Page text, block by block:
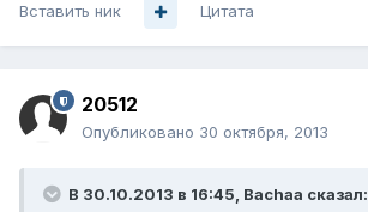
Вставить ник Цитата
20512
Опубликовано 30 октября, 2013
В 30.10.2013 в 16:45, Bachaa сказал: